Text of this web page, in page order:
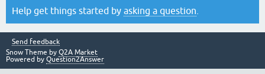
Help get things started by asking a question
Send feedback
Snow Theme by Q2A Market
Powered by Question2Answer